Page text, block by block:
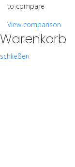
to compare
View comparison
Warenkorb
schließen